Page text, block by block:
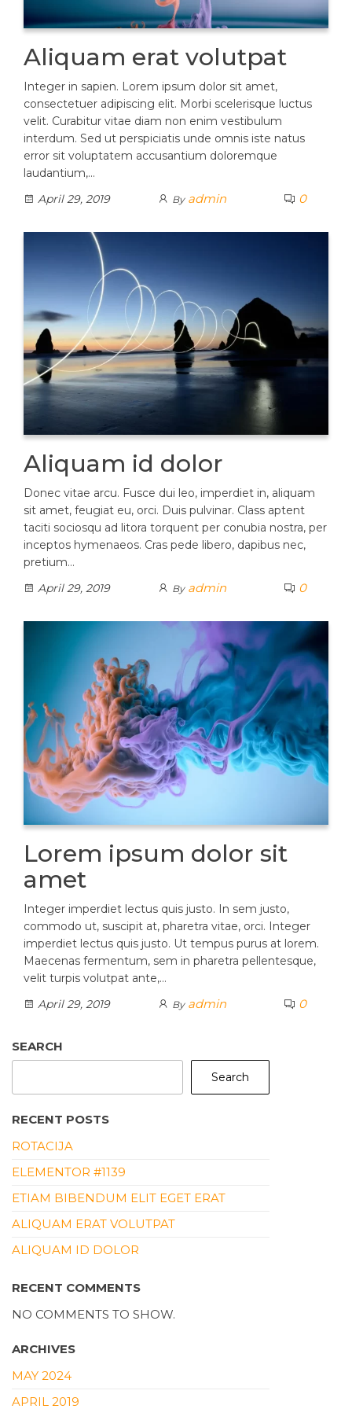
Aliquam erat volutpat
Integer in sapien. Lorem ipsum dolor sit amet,
consectetuer adipiscing elit. Morbi scelerisque luctus
velit. Curabitur vitae diam non enim vestibulum
interdum. Sed ut perspiciatis unde omnis iste natus
error sit voluptatem accusantium doloremque
laudantium,…
April 29, 2019
By admin 0
Aliquam id dolor
Donec vitae arcu. Fusce dui leo, imperdiet in, aliquam
sit amet, feugiat eu, orci. Duis pulvinar. Class aptent
taciti sociosqu ad litora torquent per conubia nostra, per
inceptos hymenaeos. Cras pede libero, dapibus nec,
pretium…
April 29, 2019
By admin 0
Lorem ipsum dolor sit
amet
Integer imperdiet lectus quis justo. In sem justo,
commodo ut, suscipit at, pharetra vitae, orci. Integer
imperdiet lectus quis justo. Ut tempus purus at lorem.
Maecenas fermentum, sem in pharetra pellentesque,
velit turpis volutpat ante,…
April 29, 2019
By admin 0
SEARCH
Search
RECENT POSTS
ROTACIJA
ELEMENTOR #1139
ETIAM BIBENDUM ELIT EGET ERAT
ALIQUAM ERAT VOLUTPAT
ALIQUAM ID DOLOR
RECENT COMMENTS
NO COMMENTS TO SHOW.
ARCHIVES
MAY 2024
APRIL 2019